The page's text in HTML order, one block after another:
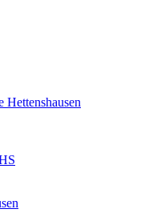
Hettenshausen